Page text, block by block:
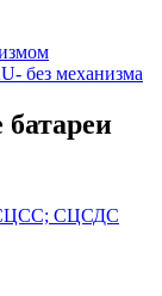
без механизма
СЦСДС